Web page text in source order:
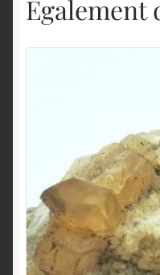
Également